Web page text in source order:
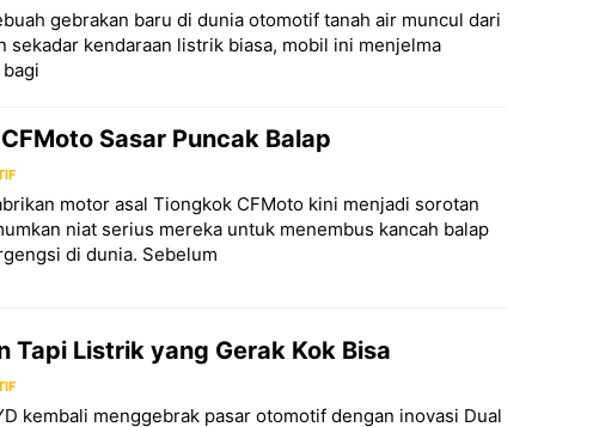
gebrakan baru di dunia otomotif tanah air muncul dari
sekadar kendaraan listrik biasa, mobil ini menjelma
Sasar Puncak Balap
motor asal Tiongkok CFMoto kini menjadi sorotan
niat serius mereka untuk menembus kancah balap
di dunia. Sebelum
Tapi Listrik yang Gerak Kok Bisa
kembali menggebrak pasar otomotif dengan inovasi Dual